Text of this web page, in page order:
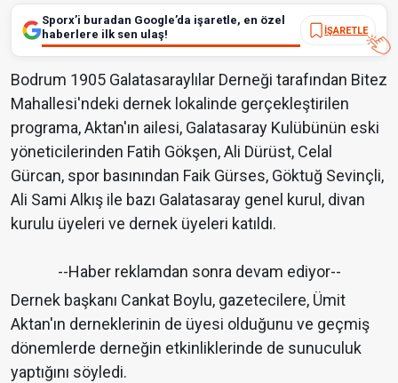
Sporx’i buradan Google’da işaretle, en özel
haberlere ilk sen ulaş!
İŞARETLE
Bodrum 1905 Galatasaraylılar Derneği tarafından Bitez
Mahallesi'ndeki dernek lokalinde gerçekleştirilen
programa, Aktan'ın ailesi, Galatasaray Kulübünün eski
yöneticilerinden Fatih Gökşen, Ali Dürüst, Celal
Gürcan, spor basınından Faik Gürses, Göktuğ Sevinçli,
Ali Sami Alkış ile bazı Galatasaray genel kurul, divan
kurulu üyeleri ve dernek üyeleri katıldı.
--Haber reklamdan sonra devam ediyor--
Dernek başkanı Cankat Boylu, gazetecilere, Ümit
Aktan'ın derneklerinin de üyesi olduğunu ve geçmiş
dönemlerde derneğin etkinliklerinde de sunuculuk
yaptığını söyledi.